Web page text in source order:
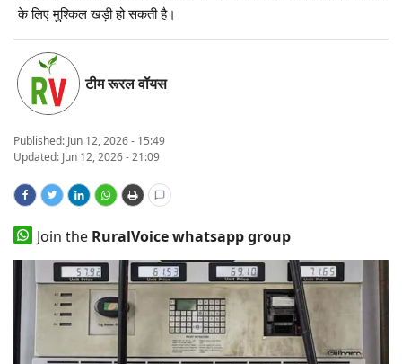
Magazine
States
Events
Agribusiness
Agritech
Cooperatives
International
Rural Dialogue
के लिए मुश्किल खड़ी हो सकती है।
टीम रूरल वॉयस
Published: Jun 12, 2026 - 15:49
Updated: Jun 12, 2026 - 21:09
Join the RuralVoice whatsapp group